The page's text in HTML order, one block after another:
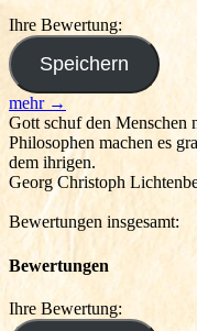
Ihre Bewertung:
mehr →
Gott schuf den Menschen
Philosophen machen es
dem ihrigen.
Georg Christoph
Bewertungen insgesamt:
Bewertungen
Ihre Bewertung: